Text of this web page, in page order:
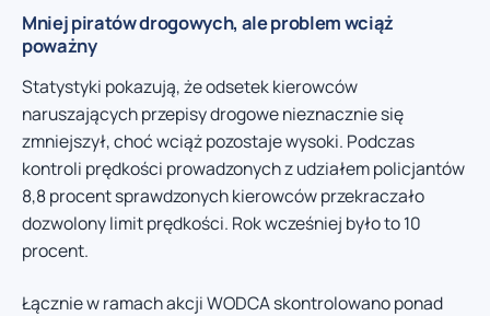
Mniej piratów drogowych, ale problem wciąż
poważny
Statystyki pokazują, że odsetek kierowców
naruszających przepisy drogowe nieznacznie się
zmniejszył, choć wciąż pozostaje wysoki. Podczas
kontroli prędkości prowadzonych z udziałem policjantów
8,8 procent sprawdzonych kierowców przekraczało
dozwolony limit prędkości. Rok wcześniej było to 10
procent.
Łącznie w ramach akcji WODCA skontrolowano ponad